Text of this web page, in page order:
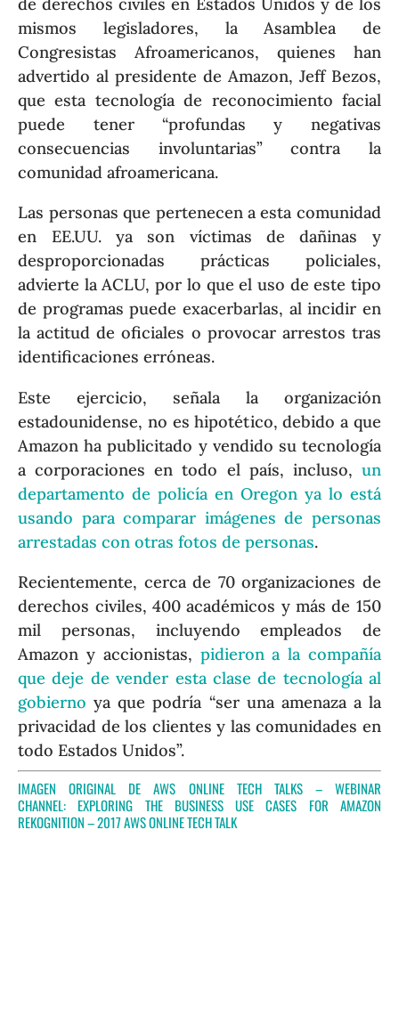
de derechos civiles en Estados Unidos y de los
mismos legisladores, la Asamblea de
Congresistas Afroamericanos, quienes han
advertido al presidente de Amazon, Jeff Bezos,
que esta tecnología de reconocimiento facial
puede tener “profundas y negativas
consecuencias involuntarias” contra la
comunidad afroamericana.
Las personas que pertenecen a esta comunidad
en EE.UU. ya son víctimas de dañinas y
desproporcionadas prácticas policiales,
advierte la ACLU, por lo que el uso de este tipo
de programas puede exacerbarlas, al incidir en
la actitud de oficiales o provocar arrestos tras
identificaciones erróneas.
Este ejercicio, señala la organización
estadounidense, no es hipotético, debido a que
Amazon ha publicitado y vendido su tecnología
a corporaciones en todo el país, incluso, un
departamento de policía en Oregon ya lo está
usando para comparar imágenes de personas
arrestadas con otras fotos de personas.
Recientemente, cerca de 70 organizaciones de
derechos civiles, 400 académicos y más de 150
mil personas, incluyendo empleados de
Amazon y accionistas, pidieron a la compañía
que deje de vender esta clase de tecnología al
gobierno ya que podría “ser una amenaza a la
privacidad de los clientes y las comunidades en
todo Estados Unidos”.
IMAGEN ORIGINAL DE AWS ONLINE TECH TALKS – WEBINAR
CHANNEL: EXPLORING THE BUSINESS USE CASES FOR AMAZON
REKOGNITION – 2017 AWS ONLINE TECH TALK